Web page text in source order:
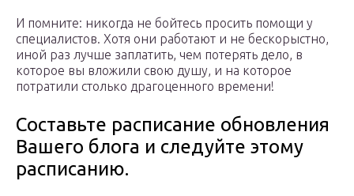
И помните: никогда не бойтесь просить помощи у
специалистов. Хотя они работают и не бескорыстно,
иной раз лучше заплатить, чем потерять дело, в
которое вы вложили свою душу, и на которое
потратили столько драгоценного времени!
Составьте расписание обновления
Вашего блога и следуйте этому
расписанию.